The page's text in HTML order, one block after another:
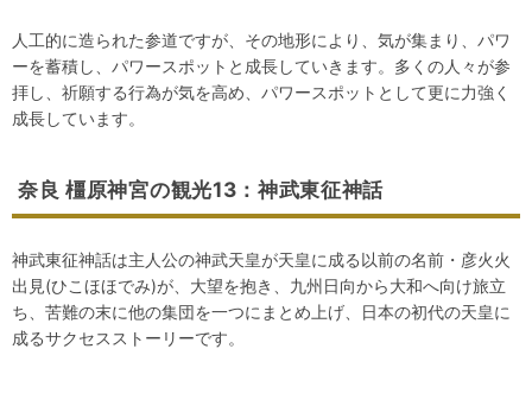
人工的に造られた参道ですが、その地形により、気が集まり、パワ
ーを蓄積し、パワースポットと成長していきます。多くの人々が参
拝し、祈願する行為が気を高め、パワースポットとして更に力強く
成長しています。
奈良 橿原神宮の観光13：神武東征神話
神武東征神話は主人公の神武天皇が天皇に成る以前の名前・彦火火
出見(ひこほほでみ)が、大望を抱き、九州日向から大和へ向け旅立
ち、苦難の末に他の集団を一つにまとめ上げ、日本の初代の天皇に
成るサクセスストーリーです。